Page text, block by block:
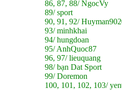
86, 87, 88/ NgocVy
89/ sport
90, 91, 92/
93/ minhkhai
94/ hungdoan
95/ AnhQuoc87
96, 97/ lieuquang
98/ bạn Dat Sport
99/ Doremon
100, 101, 102, 103/